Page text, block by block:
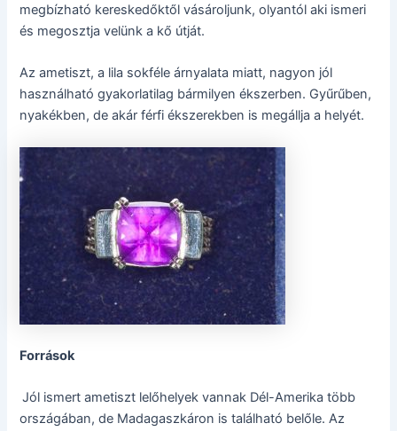
megbízható kereskedőktől vásároljunk, olyantól aki ismeri
és megosztja velünk a kő útját.
Az ametiszt, a lila sokféle árnyalata miatt, nagyon jól
használható gyakorlatilag bármilyen ékszerben. Gyűrűben,
nyakékben, de akár férfi ékszerekben is megállja a helyét.
Források
Jól ismert ametiszt lelőhelyek vannak Dél-Amerika több
országában, de Madagaszkáron is található belőle. Az